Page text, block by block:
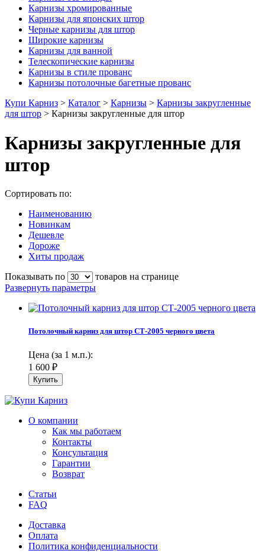
Карнизы хромированные
Карнизы для японских штор
Черные карнизы для штор
Широкие карнизы
Карнизы для ванной
Телескопические карнизы
Карнизы в стиле прованс
Карнизы потолочные багетные прованс
Купи Карниз > Каталог > Карнизы > Карнизы закругленные
для штор > Карнизы закругленные для штор
Карнизы закругленные для
штор
Сортировать по:
Наименованию
Новинкам
Дешевле
Дороже
Хиты продаж
Показывать по
товаров на странице
Развернуть параметры
Потолочный карниз для штор СТ-2005 черного цвета
Цена (за 1 м.п.):
1 600 ₽
О компании
Как мы работаем
Контакты
Консультация
Гарантии
Возврат
Статьи
FAQ
Доставка
Оплата
Политика конфиденциальности